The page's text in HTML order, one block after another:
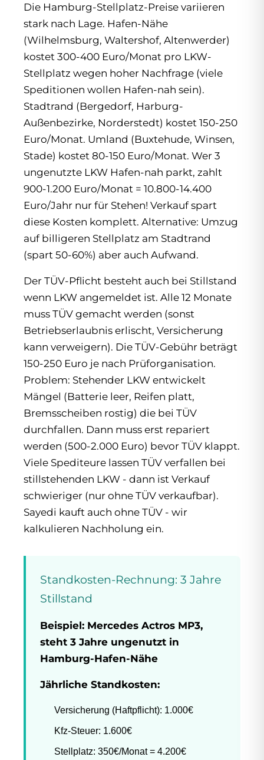
Die Hamburg-Stellplatz-Preise variieren
stark nach Lage. Hafen-Nähe
(Wilhelmsburg, Waltershof, Altenwerder)
kostet 300-400 Euro/Monat pro LKW-
Stellplatz wegen hoher Nachfrage (viele
Speditionen wollen Hafen-nah sein).
Stadtrand (Bergedorf, Harburg-
Außenbezirke, Norderstedt) kostet 150-250
Euro/Monat. Umland (Buxtehude, Winsen,
Stade) kostet 80-150 Euro/Monat. Wer 3
ungenutzte LKW Hafen-nah parkt, zahlt
900-1.200 Euro/Monat = 10.800-14.400
Euro/Jahr nur für Stehen! Verkauf spart
diese Kosten komplett. Alternative: Umzug
auf billigeren Stellplatz am Stadtrand
(spart 50-60%) aber auch Aufwand.
Der TÜV-Pflicht besteht auch bei Stillstand
wenn LKW angemeldet ist. Alle 12 Monate
muss TÜV gemacht werden (sonst
Betriebserlaubnis erlischt, Versicherung
kann verweigern). Die TÜV-Gebühr beträgt
150-250 Euro je nach Prüforganisation.
Problem: Stehender LKW entwickelt
Mängel (Batterie leer, Reifen platt,
Bremsscheiben rostig) die bei TÜV
durchfallen. Dann muss erst repariert
werden (500-2.000 Euro) bevor TÜV klappt.
Viele Spediteure lassen TÜV verfallen bei
stillstehenden LKW - dann ist Verkauf
schwieriger (nur ohne TÜV verkaufbar).
Sayedi kauft auch ohne TÜV - wir
kalkulieren Nachholung ein.
Standkosten-Rechnung: 3 Jahre
Stillstand
Beispiel: Mercedes Actros MP3,
steht 3 Jahre ungenutzt in
Hamburg-Hafen-Nähe
Jährliche Standkosten:
Versicherung (Haftpflicht): 1.000€
Kfz-Steuer: 1.600€
Stellplatz: 350€/Monat = 4.200€